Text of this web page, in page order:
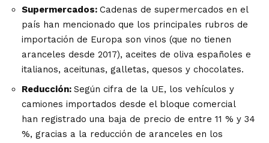
Supermercados: Cadenas de supermercados en el
país han mencionado que los principales rubros de
importación de Europa son vinos (que no tienen
aranceles desde 2017), aceites de oliva españoles e
italianos, aceitunas, galletas, quesos y chocolates.
Reducción: Según cifra de la UE, los vehículos y
camiones importados desde el bloque comercial
han registrado una baja de precio de entre 11 % y 34
%, gracias a la reducción de aranceles en los